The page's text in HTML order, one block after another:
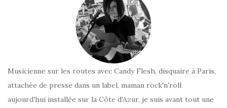
Musicienne sur les routes avec Candy Flesh, disquaire à Paris,
attachée de presse dans un label, maman rock'n'roll
aujourd'hui installée sur la Côte d'Azur, je suis avant tout une